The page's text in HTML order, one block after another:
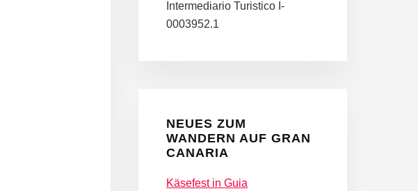
Intermediario Turistico I-
0003952.1
NEUES ZUM
WANDERN AUF GRAN
CANARIA
Käsefest in Guia